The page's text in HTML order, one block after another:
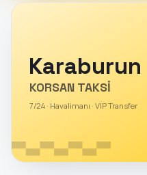
Karaburun
KORSAN TAKSİ
7/24 · Havalimanı · VIP Transfer